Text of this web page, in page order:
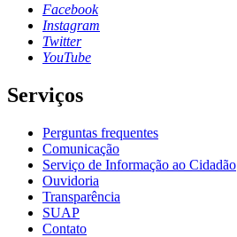
Facebook
Instagram
Twitter
YouTube
Serviços
Perguntas frequentes
Comunicação
Serviço de Informação ao Cidadão
Ouvidoria
Transparência
SUAP
Contato